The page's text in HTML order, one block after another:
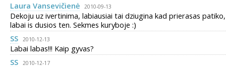
Laura Vansevičienė
2010-09-13
Dekoju uz ivertinima, labiausiai tai dziugina kad prierasas patiko,
labai is dusios ten. Sekmes kuryboje :)
SS
2010-12-13
Labai labas!!! Kaip gyvas?
SS
2010-12-17